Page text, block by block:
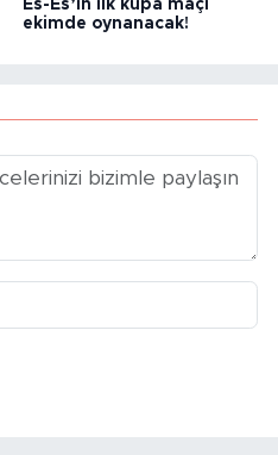
Es-Es’in ilk kupa maçı
ekimde oynanacak!